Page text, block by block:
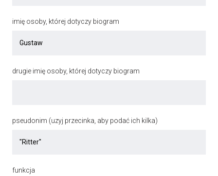
imię osoby, której dotyczy biogram
drugie imię osoby, której dotyczy biogram
pseudonim (uzyj przecinka, aby podać ich kilka)
funkcja